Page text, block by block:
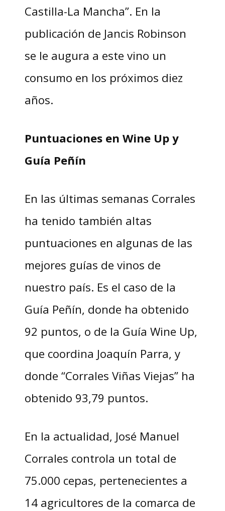
Castilla-La Mancha”. En la
publicación de Jancis Robinson
se le augura a este vino un
consumo en los próximos diez
años.
Puntuaciones en Wine Up y
Guía Peñín
En las últimas semanas Corrales
ha tenido también altas
puntuaciones en algunas de las
mejores guías de vinos de
nuestro país. Es el caso de la
Guía Peñín, donde ha obtenido
92 puntos, o de la Guía Wine Up,
que coordina Joaquín Parra, y
donde “Corrales Viñas Viejas” ha
obtenido 93,79 puntos.
En la actualidad, José Manuel
Corrales controla un total de
75.000 cepas, pertenecientes a
14 agricultores de la comarca de